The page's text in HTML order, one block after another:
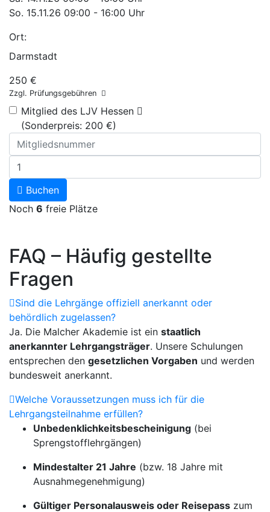
So. 15.11.26 09:00 - 16:00 Uhr
Ort:
Darmstadt
250 €
Zzgl. Prüfungsgebühren
Mitglied des LJV Hessen
(Sonderpreis: 200 €)
Buchen
Noch 6 freie Plätze
FAQ – Häufig gestellte
Fragen
Sind die Lehrgänge offiziell anerkannt oder
behördlich zugelassen?
Ja. Die Malcher Akademie ist ein staatlich
anerkannter Lehrgangsträger. Unsere Schulungen
entsprechen den gesetzlichen Vorgaben und werden
bundesweit anerkannt.
Welche Voraussetzungen muss ich für die
Lehrgangsteilnahme erfüllen?
Unbedenklichkeitsbescheinigung (bei
Sprengstofflehrgängen)
Mindestalter 21 Jahre (bzw. 18 Jahre mit
Ausnahmegenehmigung)
Gültiger Personalausweis oder Reisepass zum